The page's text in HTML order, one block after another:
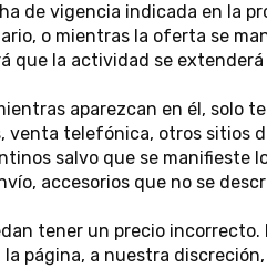
de vigencia indicada en la
o mientras la oferta se
la actividad se
aparezcan en él,
telefónica, otros sitios
salvo que se
accesorios que no se
tener un precio
página, a nuestra